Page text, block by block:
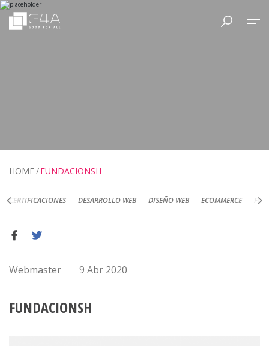
HOME FUNDACIONSH
DESARROLLO WEB DISEÑO WEB ECOMMERCE FOTOGRAFÍA DE
Webmaster 9 Abr 2020
FUNDACIONSH